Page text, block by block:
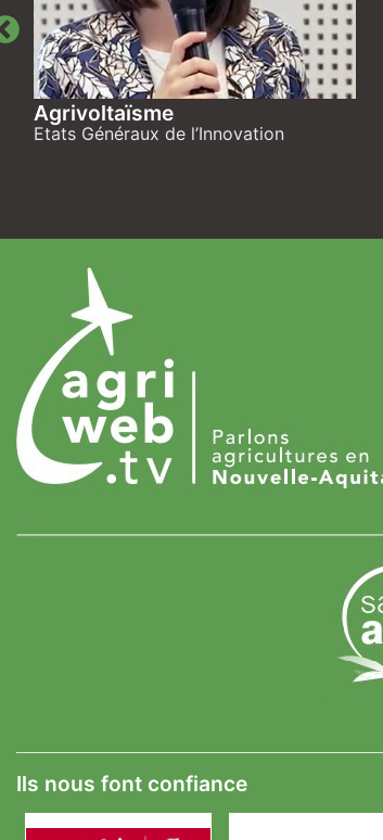
Agrivoltaïsme
Etats Généraux de l’Innovation
Ils nous font confiance